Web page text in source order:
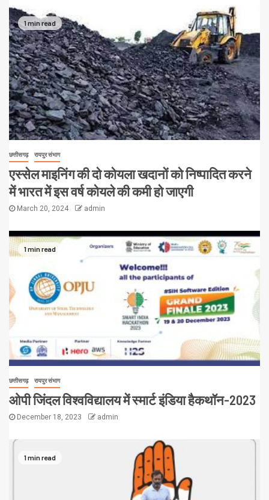
1 min read
छत्तीसगढ़ रायपुर संभाग
एस्सेल माइनिंग की दो कोयला खदानों को निष्पादित करने
में भारत में इस वर्ष कोयले की कमी हो जाएगी
March 20, 2024 admin
1 min read
छत्तीसगढ़ रायपुर संभाग
ओपी जिंदल विश्वविद्यालय में स्मार्ट इंडिया हैकथॉन-2023
December 18, 2023 admin
1 min read